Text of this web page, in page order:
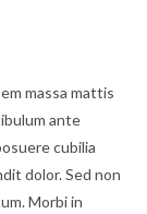
massa mattis
ante
cubilia
dolor. Sed non
Morbi in